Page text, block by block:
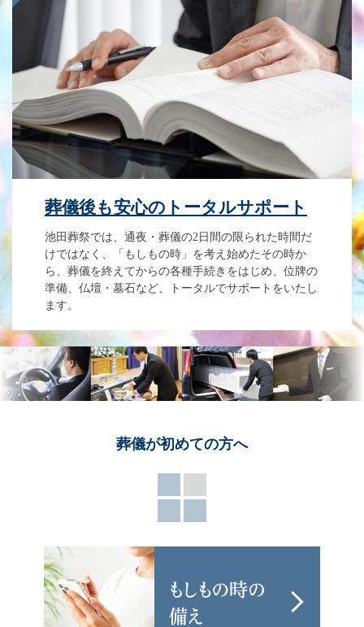
葬儀後も安心のトータルサポート
池田葬祭では、通夜・葬儀の2日間の限られた時間だ
けではなく、「もしもの時」を考え始めたその時か
ら、葬儀を終えてからの各種手続きをはじめ、位牌の
準備、仏壇・墓石など、トータルでサポートをいたし
ます。
葬儀が初めての方へ